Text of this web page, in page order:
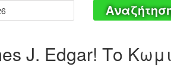
J. Edgar! Το